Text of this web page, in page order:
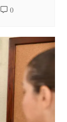
0